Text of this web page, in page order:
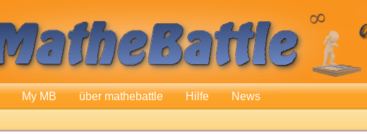
My MB über mathebattle Hilfe News